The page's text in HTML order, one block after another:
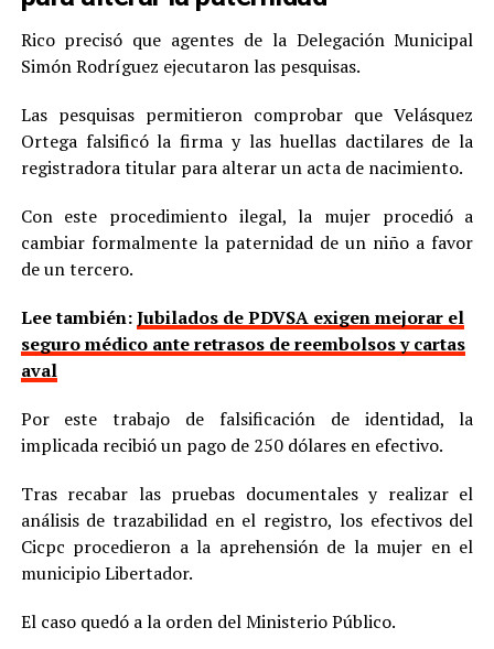
Rico precisó que agentes de la Delegación Municipal
Simón Rodríguez ejecutaron las pesquisas.
Las pesquisas permitieron comprobar que Velásquez
Ortega falsificó la firma y las huellas dactilares de la
registradora titular para alterar un acta de nacimiento.
Con este procedimiento ilegal, la mujer procedió a
cambiar formalmente la paternidad de un niño a favor
de un tercero.
Lee también:Jubilados de PDVSA exigen mejorar el
seguro médico ante retrasos de reembolsos y cartas
aval
Por este trabajo de falsificación de identidad, la
implicada recibió un pago de 250 dólares en efectivo.
Tras recabar las pruebas documentales y realizar el
análisis de trazabilidad en el registro, los efectivos del
Cicpc procedieron a la aprehensión de la mujer en el
municipio Libertador.
El caso quedó a la orden del Ministerio Público.